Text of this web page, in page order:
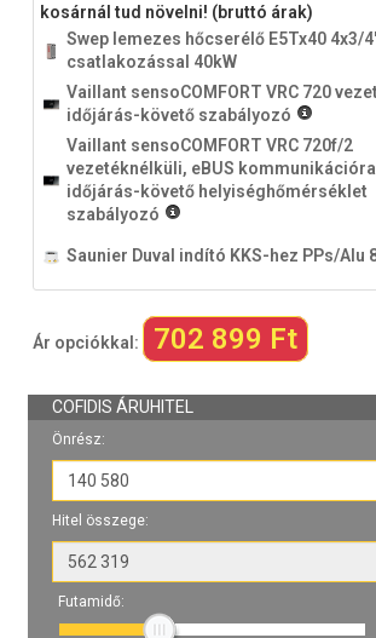
kosárnál tud növelni! (bruttó árak)
Swep lemezes hőcserélő E5Tx40 4x3/
csatlakozással 40kW
Vaillant sensoCOMFORT VRC 720
időjárás-követő szabályozó
Vaillant sensoCOMFORT VRC 720f/2
vezetéknélküli, eBUS
időjárás-követő helyiséghőmérséklet
szabályozó
Saunier Duval indító KKS-hez PPs/Alu
Ár opciókkal: 702 899 Ft